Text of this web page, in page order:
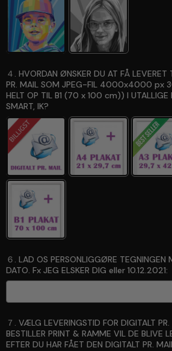
４. HVORDAN ØNSKER DU AT FÅ LEVERET
PR. MAIL SOM JPEG-FIL 4000x4000 px
HELT OP TIL B1 (70 x 100 cm)) I UTALLIGE
SMART, IK?
６. LAD OS PERSONLIGGØRE TEGNINGEN
DATO. Fx JEG ELSKER DIG eller 10.12.2021:
７. VÆLG LEVERINGSTID FOR DIGITALT
BESTILLER PRINT & RAMME VIL DE BLIVE
EFTER DU HAR FÅET DEN DIGITALT PR.